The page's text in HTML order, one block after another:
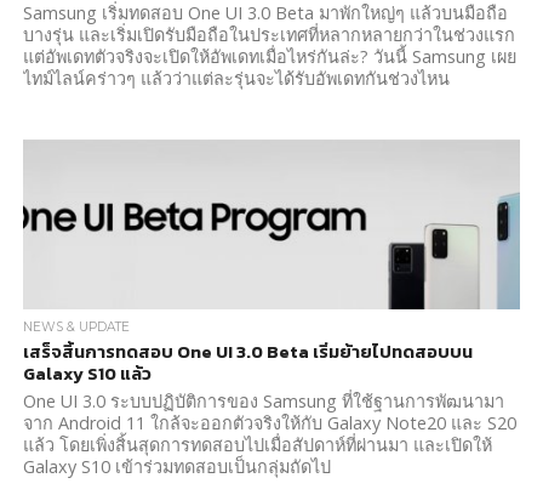
Samsung เริ่มทดสอบ One UI 3.0 Beta มาพักใหญ่ๆ แล้วบนมือถือ
บางรุ่น และเริ่มเปิดรับมือถือในประเทศที่หลากหลายกว่าในช่วงแรก
แต่อัพเดทตัวจริงจะเปิดให้อัพเดทเมื่อไหร่กันล่ะ? วันนี้ Samsung เผย
ไทม์ไลน์คร่าวๆ แล้วว่าแต่ละรุ่นจะได้รับอัพเดทกันช่วงไหน
NEWS & UPDATE
เสร็จสิ้นการทดสอบ One UI 3.0 Beta เริ่มย้ายไปทดสอบบน
Galaxy S10 แล้ว
One UI 3.0 ระบบปฏิบัติการของ Samsung ที่ใช้ฐานการพัฒนามา
จาก Android 11 ใกล้จะออกตัวจริงให้กับ Galaxy Note20 และ S20
แล้ว โดยเพิ่งสิ้นสุดการทดสอบไปเมื่อสัปดาห์ที่ผ่านมา และเปิดให้
Galaxy S10 เข้าร่วมทดสอบเป็นกลุ่มถัดไป